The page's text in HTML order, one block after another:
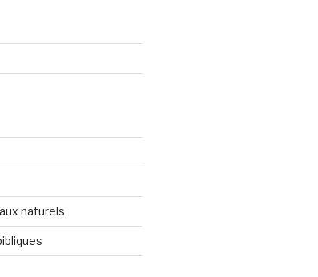
naturels